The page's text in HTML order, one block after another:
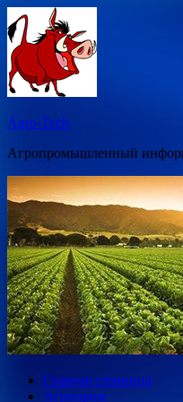
Перейти
к
содержимому
Agro-Tech
Агропромышленный
Главная страница
Агропром